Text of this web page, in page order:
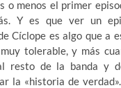
o menos el primer
Y es que ver un
Cíclope es algo que a
tolerable, y más
resto de la banda y
la «historia de